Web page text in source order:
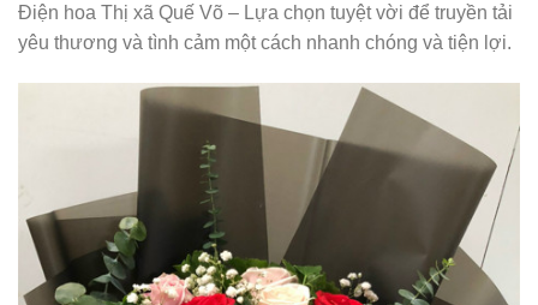
Điện hoa Thị xã Quế Võ – Lựa chọn tuyệt vời để truyền tải
yêu thương và tình cảm một cách nhanh chóng và tiện lợi.